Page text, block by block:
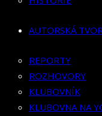
KLUBOVNA NA
SUPPORTUJEME
PROPOJOVÁNÍ
RECENZE
KFN/FESTIVAL
AUTORSKÁ
REPORTY
ROZHOVORY
KLUBOVNÍK
KLUBOVNA NA